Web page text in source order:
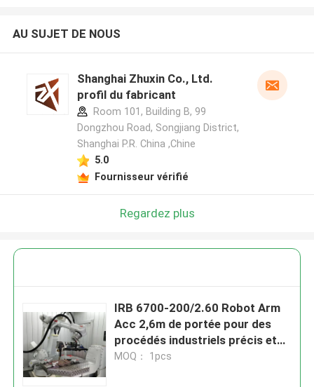
AU SUJET DE NOUS
Shanghai Zhuxin Co., Ltd.
profil du fabricant
Room 101, Building B, 99
Dongzhou Road, Songjiang District,
Shanghai P.R. China ,Chine
5.0
Fournisseur vérifié
Regardez plus
IRB 6700-200/2.60 Robot Arm
Acc 2,6m de portée pour des
procédés industriels précis et
rapides
MOQ： 1pcs